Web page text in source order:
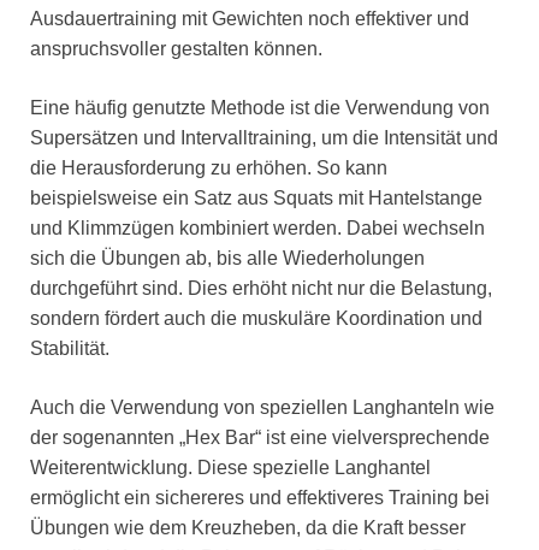
Ausdauertraining mit Gewichten noch effektiver und
anspruchsvoller gestalten können.
Eine häufig genutzte Methode ist die Verwendung von
Supersätzen und Intervalltraining, um die Intensität und
die Herausforderung zu erhöhen. So kann
beispielsweise ein Satz aus Squats mit Hantelstange
und Klimmzügen kombiniert werden. Dabei wechseln
sich die Übungen ab, bis alle Wiederholungen
durchgeführt sind. Dies erhöht nicht nur die Belastung,
sondern fördert auch die muskuläre Koordination und
Stabilität.
Auch die Verwendung von speziellen Langhanteln wie
der sogenannten „Hex Bar“ ist eine vielversprechende
Weiterentwicklung. Diese spezielle Langhantel
ermöglicht ein sichereres und effektiveres Training bei
Übungen wie dem Kreuzheben, da die Kraft besser